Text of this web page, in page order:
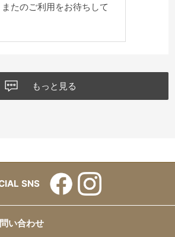
たのご利用をお待ちして
もっと見る
SNS
い合わせ